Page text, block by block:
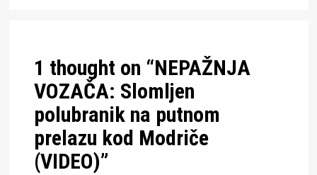
1 thought on “NEPAŽNJA
VOZAČA: Slomljen
polubranik na putnom
prelazu kod Modriče
(VIDEO)”